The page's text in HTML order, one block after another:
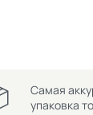
Самая
упаковка